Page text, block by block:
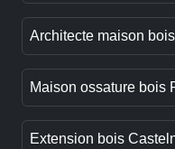
Architecte maison
Maison ossature bois
Extension bois